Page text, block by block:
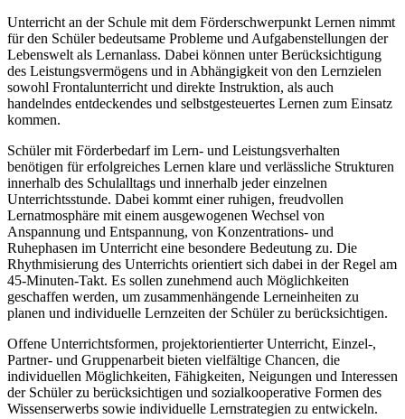
Unterricht an der Schule mit dem Förderschwerpunkt Lernen nimmt
für den Schüler bedeutsame Probleme und Aufgabenstellungen der
Lebenswelt als Lernanlass. Dabei können unter Berücksichtigung
des Leistungsvermögens und in Abhängigkeit von den Lernzielen
sowohl Frontalunterricht und direkte Instruktion, als auch
handelndes entdeckendes und selbstgesteuertes Lernen zum Einsatz
kommen.
Schüler mit Förderbedarf im Lern- und Leistungsverhalten
benötigen für erfolgreiches Lernen klare und verlässliche Strukturen
innerhalb des Schulalltags und innerhalb jeder einzelnen
Unterrichtsstunde. Dabei kommt einer ruhigen, freudvollen
Lernatmosphäre mit einem ausgewogenen Wechsel von
Anspannung und Entspannung, von Konzentrations- und
Ruhephasen im Unterricht eine besondere Bedeutung zu. Die
Rhythmisierung des Unterrichts orientiert sich dabei in der Regel am
45-Minuten-Takt. Es sollen zunehmend auch Möglichkeiten
geschaffen werden, um zusammenhängende Lerneinheiten zu
planen und individuelle Lernzeiten der Schüler zu berücksichtigen.
Offene Unterrichtsformen, projektorientierter Unterricht, Einzel-,
Partner- und Gruppenarbeit bieten vielfältige Chancen, die
individuellen Möglichkeiten, Fähigkeiten, Neigungen und Interessen
der Schüler zu berücksichtigen und sozialkooperative Formen des
Wissenserwerbs sowie individuelle Lernstrategien zu entwickeln.